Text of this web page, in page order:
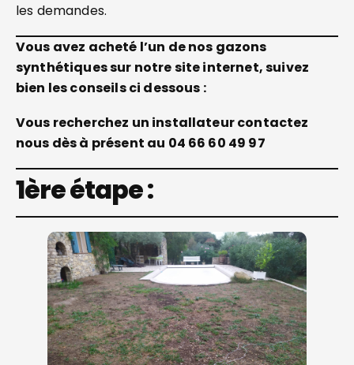
les demandes.
Vous avez acheté l’un de nos gazons
synthétiques sur notre site internet, suivez
bien les conseils ci dessous :
Vous recherchez un installateur contactez
nous dès à présent au 04 66 60 49 97
1ère étape :